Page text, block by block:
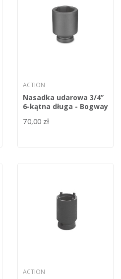
ACTION
Nasadka udarowa 3/4’’
6-kątna długa - Bogway
70,00 zł
ACTION